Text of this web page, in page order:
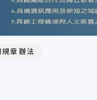
章辦法